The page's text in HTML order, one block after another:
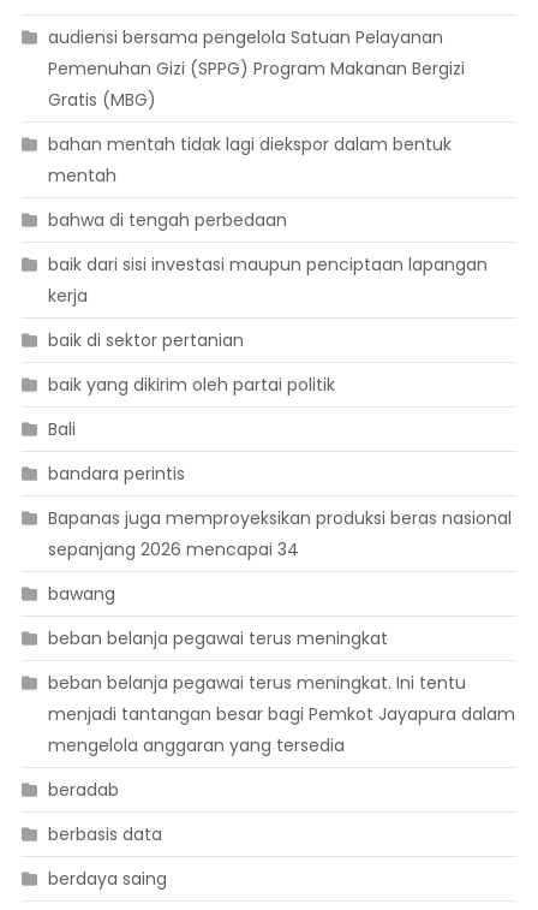
audiensi bersama pengelola Satuan Pelayanan
Pemenuhan Gizi (SPPG) Program Makanan Bergizi
Gratis (MBG)
bahan mentah tidak lagi diekspor dalam bentuk
mentah
bahwa di tengah perbedaan
baik dari sisi investasi maupun penciptaan lapangan
kerja
baik di sektor pertanian
baik yang dikirim oleh partai politik
Bali
bandara perintis
Bapanas juga memproyeksikan produksi beras nasional
sepanjang 2026 mencapai 34
bawang
beban belanja pegawai terus meningkat
beban belanja pegawai terus meningkat. Ini tentu
menjadi tantangan besar bagi Pemkot Jayapura dalam
mengelola anggaran yang tersedia
beradab
berbasis data
berdaya saing